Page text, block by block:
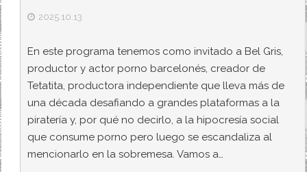
2025.10.13
En este programa tenemos como invitado a Bel Gris,
productor y actor porno barcelonés, creador de
Tetatita, productora independiente que lleva más de
una década desafiando a grandes plataformas a la
piratería y, por qué no decirlo, a la hipocresía social
que consume porno pero luego se escandaliza al
mencionarlo en la sobremesa. Vamos a…